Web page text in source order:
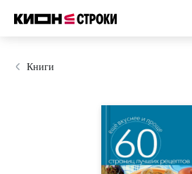
Книги